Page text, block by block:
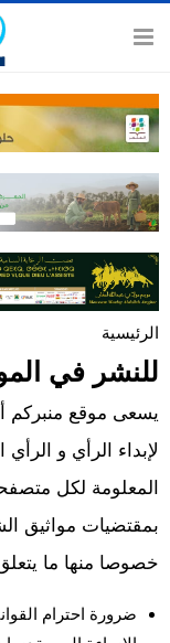
الرئيسية
للنشر في
لإبداء الرأي و
المعلومة لكل
بمقتضيات مواثيق
خصوصا منها ما
ضرورة احترام